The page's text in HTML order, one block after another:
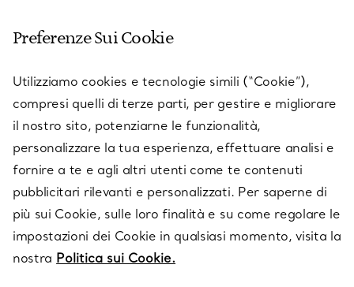
SU TIFFANY & CO.
LEGALE
SEGUICI
Preferenze Sui Cookie
Utilizziamo cookies e tecnologie simili (“Cookie”),
compresi quelli di terze parti, per gestire e migliorare
il nostro sito, potenziarne le funzionalità,
personalizzare la tua esperienza, effettuare analisi e
fornire a te e agli altri utenti come te contenuti
pubblicitari rilevanti e personalizzati. Per saperne di
più sui Cookie, sulle loro finalità e su come regolare le
impostazioni dei Cookie in qualsiasi momento, visita la
nostra Politica sui Cookie.